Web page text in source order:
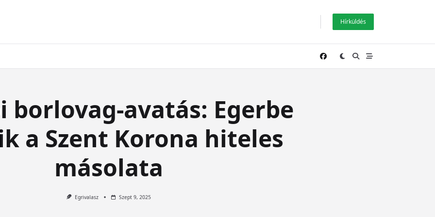
Hírküldés
borlovag-avatás: Egerbe
a Szent Korona hiteles
másolata
Egrivalasz Szept 9, 2025